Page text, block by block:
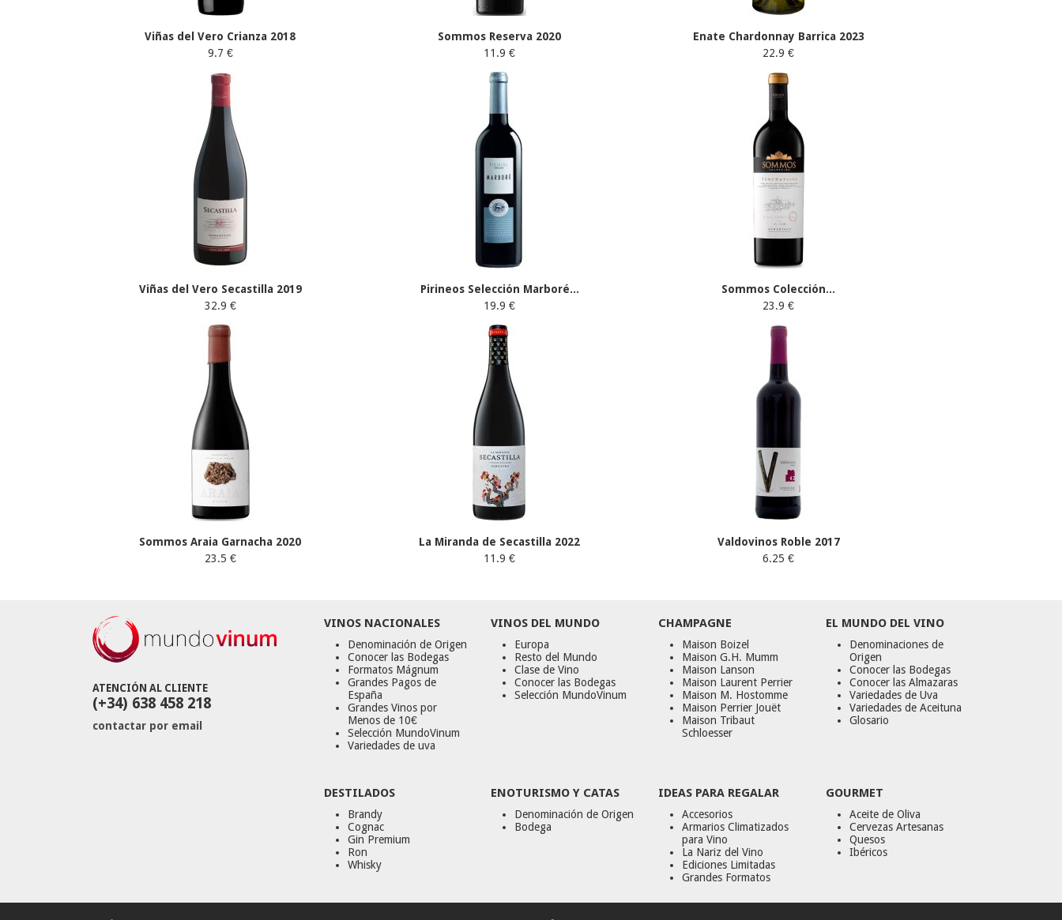
Viñas del Vero Crianza 2018
9.7 €
Sommos Reserva 2020
11.9 €
Enate Chardonnay Barrica 2023
22.9 €
Viñas del Vero Secastilla 2019
32.9 €
Pirineos Selección Marboré...
19.9 €
Sommos Colección...
23.9 €
Sommos Araia Garnacha 2020
23.5 €
La Miranda de Secastilla 2022
11.9 €
Valdovinos Roble 2017
6.25 €
ATENCIÓN AL CLIENTE
(+34) 638 458 218
contactar por email
VINOS NACIONALES
Denominación de Origen
Conocer las Bodegas
Formatos Mágnum
Grandes Pagos de
España
Grandes Vinos por
Menos de 10€
Selección MundoVinum
Variedades de uva
VINOS DEL MUNDO
Europa
Resto del Mundo
Clase de Vino
Conocer las Bodegas
Selección MundoVinum
CHAMPAGNE
Maison Boizel
Maison G.H. Mumm
Maison Lanson
Maison Laurent Perrier
Maison M. Hostomme
Maison Perrier Jouët
Maison Tribaut
Schloesser
EL MUNDO DEL VINO
Denominaciones de
Origen
Conocer las Bodegas
Conocer las Almazaras
Variedades de Uva
Variedades de Aceituna
Glosario
DESTILADOS
Brandy
Cognac
Gin Premium
Ron
Whisky
ENOTURISMO Y CATAS
Denominación de Origen
Bodega
IDEAS PARA REGALAR
Accesorios
Armarios Climatizados
para Vino
La Nariz del Vino
Ediciones Limitadas
Grandes Formatos
GOURMET
Aceite de Oliva
Cervezas Artesanas
Quesos
Ibéricos